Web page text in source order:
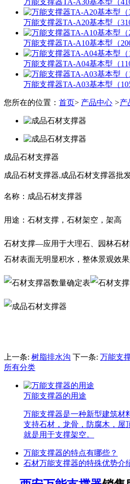
万能支撑器TA-A30基本型（
万能支撑器TA-A20基本型（
万能支撑器TA-A10基本型（
万能支撑器TA-A04基本型（
万能支撑器TA-A03基本型（
您所在的位置： 首页> 产品中心 >产
成品石材支撑器
成品石材支撑器,成品石材支撑器批
名称：成品石材支撑器
用途： 石材支撑，石材架空， 架高
石材支撑—应用于大理石、园林石
石材表面无明显积水，整体景观效果
上一条: 树脂排水沟 下一条: 万能支
所有分类
万能支撑器的用途
万能支撑器是一种新型建筑材
支持石材，龙骨，防腐木，屋
就是用于支撑架空。
万能支撑器的特点有哪些？
石材万能支撑器的特殊优势介